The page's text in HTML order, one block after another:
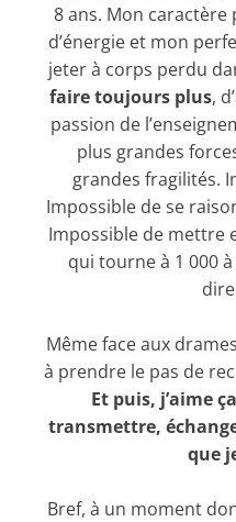
8 ans. Mon caractère
d’énergie et mon
jeter à corps perdu
faire toujours plus,
passion de
plus grandes
grandes fragilités.
Impossible de se
Impossible de mettre
qui tourne à 1 000
Même face aux
à prendre le pas de
Et puis, j’aime
transmettre,
que
Bref, à un moment